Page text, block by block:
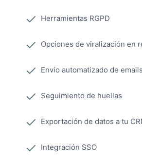
Herramientas RGPD
Opciones de viralización en
Envío automatizado de
Seguimiento de huellas
Exportación de datos a tu
Integración SSO